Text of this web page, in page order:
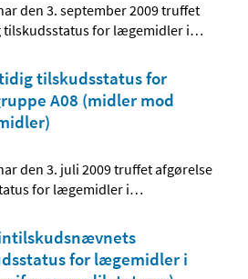
den 3. september 2009 truffet
for lægemidler i…
tilskudsstatus for
A08 (midler mod
den 3. juli 2009 truffet afgørelse
for lægemidler i…
for lægemidler i